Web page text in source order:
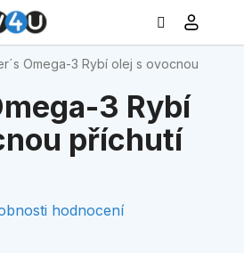
Omega-3 Rybí olej s ovocnou
3 Rybí
příchutí
hodnocení